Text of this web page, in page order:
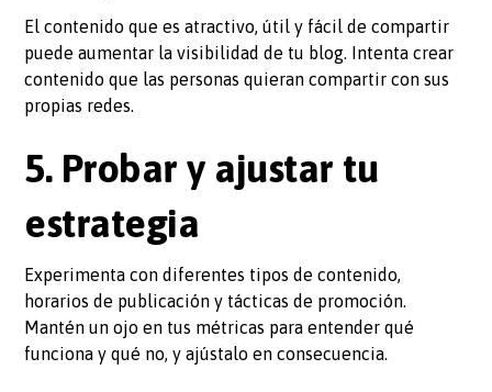
El contenido que es atractivo, útil y fácil de compartir
puede aumentar la visibilidad de tu blog. Intenta crear
contenido que las personas quieran compartir con sus
propias redes.
5. Probar y ajustar tu
estrategia
Experimenta con diferentes tipos de contenido,
horarios de publicación y tácticas de promoción.
Mantén un ojo en tus métricas para entender qué
funciona y qué no, y ajústalo en consecuencia.